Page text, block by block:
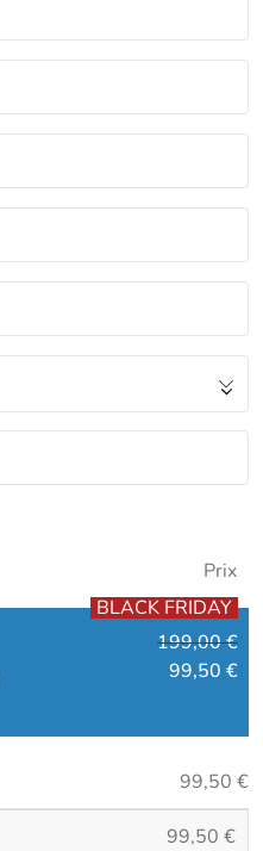
Prix
BLACK FRIDAY
199,00€
99,50 €
99,50 €
99,50 €